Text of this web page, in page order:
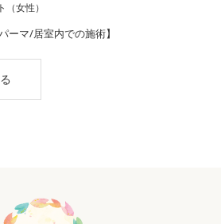
（女性）
ーマ/居室内での施術】